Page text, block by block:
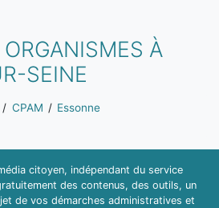
À
SEINE
CPAM
Essonne
citoyen, indépendant du service
des contenus, des outils, un
de vos démarches administratives et